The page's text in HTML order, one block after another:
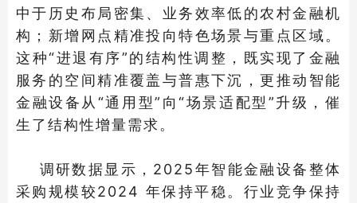
中于历史布局密集、业务效率低的农村金融机
构；新增网点精准投向特色场景与重点区域。
这种“进退有序”的结构性调整，既实现了金融
服务的空间精准覆盖与普惠下沉，更推动智能
金融设备从“通用型”向“场景适配型”升级，催
生了结构性增量需求。
调研数据显示，2025年智能金融设备整体
采购规模较2024 年保持平稳。行业竞争保持